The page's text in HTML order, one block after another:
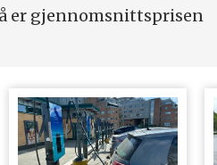
er gjennomsnittsprisen